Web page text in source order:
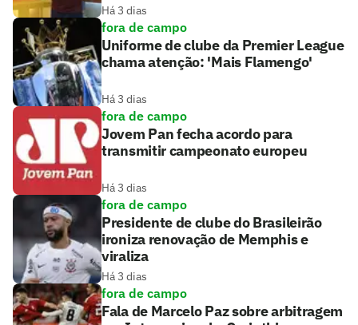
Há 3 dias
fora de campo
Uniforme de clube da Premier League
chama atenção: 'Mais Flamengo'
Há 3 dias
fora de campo
Jovem Pan fecha acordo para
transmitir campeonato europeu
Há 3 dias
fora de campo
Presidente de clube do Brasileirão
ironiza renovação de Memphis e
viraliza
Há 3 dias
fora de campo
Fala de Marcelo Paz sobre arbitragem